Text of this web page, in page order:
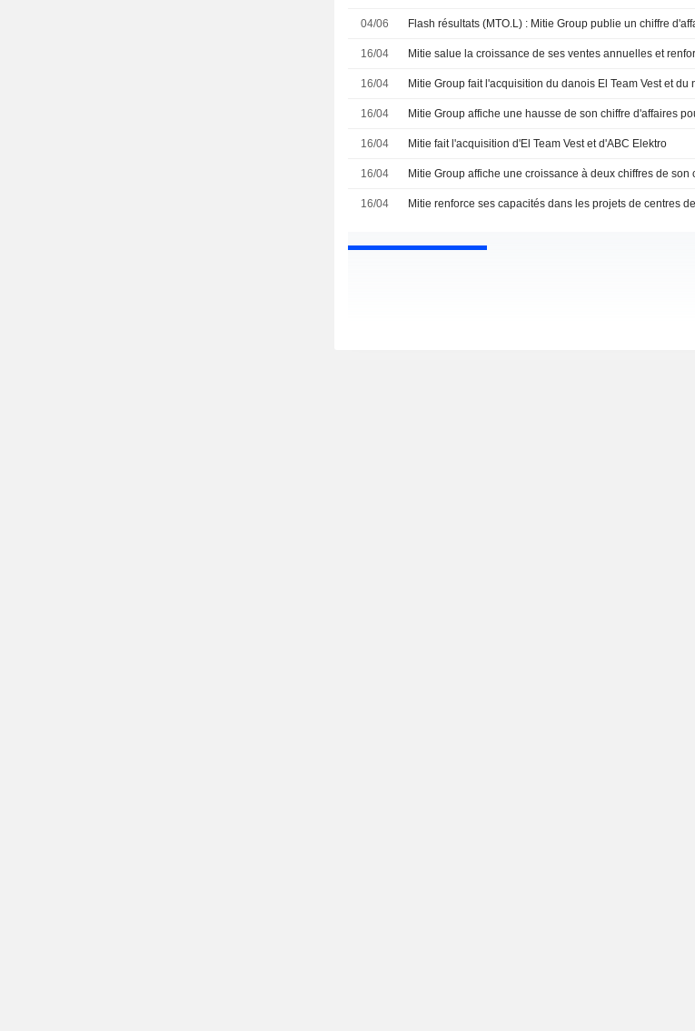
04/06
16/04
16/04 Mitie Group fait l'acquisition du danois El Team Vest et du
16/04 Mitie Group affiche une hausse de son chiffre d'affaires
16/04 Mitie fait l'acquisition d'El Team Vest et d'ABC Elektro
16/04
16/04 Mitie renforce ses capacités dans les projets de centres